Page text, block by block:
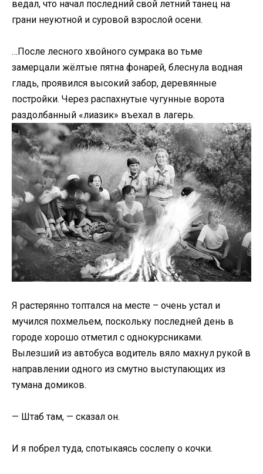
ведал, что начал последний свой летний танец на
грани неуютной и суровой взрослой осени.
…После лесного хвойного сумрака во тьме
замерцали жёлтые пятна фонарей, блеснула водная
гладь, проявился высокий забор, деревянные
постройки. Через распахнутые чугунные ворота
раздолбанный «лиазик» въехал в лагерь.
Я растерянно топтался на месте – очень устал и
мучился похмельем, поскольку последней день в
городе хорошо отметил с однокурсниками.
Вылезший из автобуса водитель вяло махнул рукой в
направлении одного из смутно выступающих из
тумана домиков.
— Штаб там, — сказал он.
И я побрел туда, спотыкаясь сослепу о кочки.